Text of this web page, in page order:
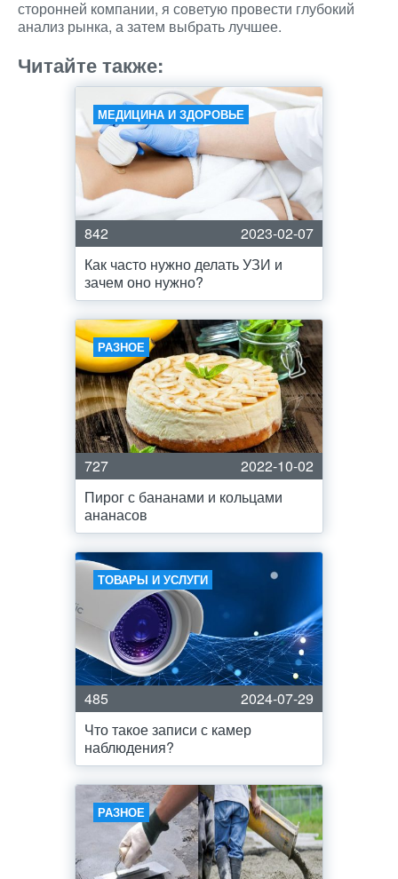
сторонней компании, я советую провести глубокий
анализ рынка, а затем выбрать лучшее.
Читайте также:
МЕДИЦИНА И ЗДОРОВЬЕ
842
2023-02-07
Как часто нужно делать УЗИ и
зачем оно нужно?
РАЗНОЕ
727
2022-10-02
Пирог с бананами и кольцами
ананасов
ТОВАРЫ И УСЛУГИ
485
2024-07-29
Что такое записи с камер
наблюдения?
РАЗНОЕ